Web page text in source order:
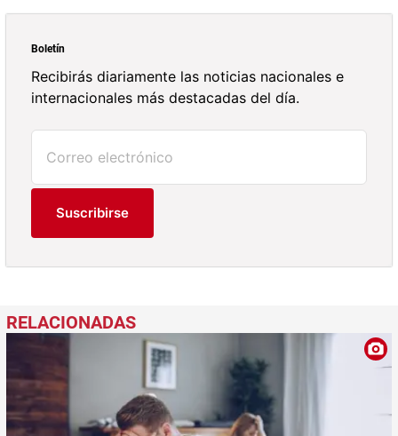
Boletín
Recibirás diariamente las noticias nacionales e
internacionales más destacadas del día.
Suscribirse